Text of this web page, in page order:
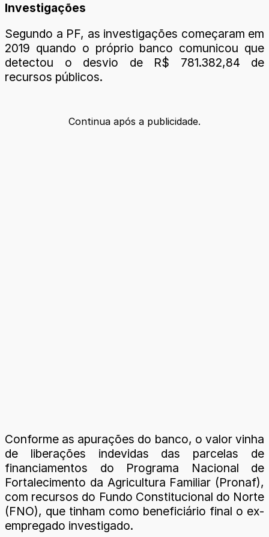
Investigações
Segundo a PF, as investigações começaram em
2019 quando o próprio banco comunicou que
detectou o desvio de R$ 781.382,84 de
recursos públicos.
Continua após a publicidade.
Conforme as apurações do banco, o valor vinha
de liberações indevidas das parcelas de
financiamentos do Programa Nacional de
Fortalecimento da Agricultura Familiar (Pronaf),
com recursos do Fundo Constitucional do Norte
(FNO), que tinham como beneficiário final o ex-
empregado investigado.